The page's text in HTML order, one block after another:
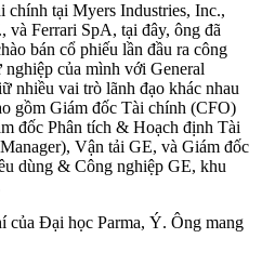
chính tại Myers Industries, Inc.,
Ferrari SpA, tại đây, ông đã
bán cổ phiếu lần đầu ra công
của mình với General
nhiều vai trò lãnh đạo khác nhau
gồm Giám đốc Tài chính (CFO)
đốc Phân tích & Hoạch định Tài
Vận tải GE, và Giám đốc
dùng & Công nghiệp GE, khu
của Đại học Parma, Ý. Ông mang